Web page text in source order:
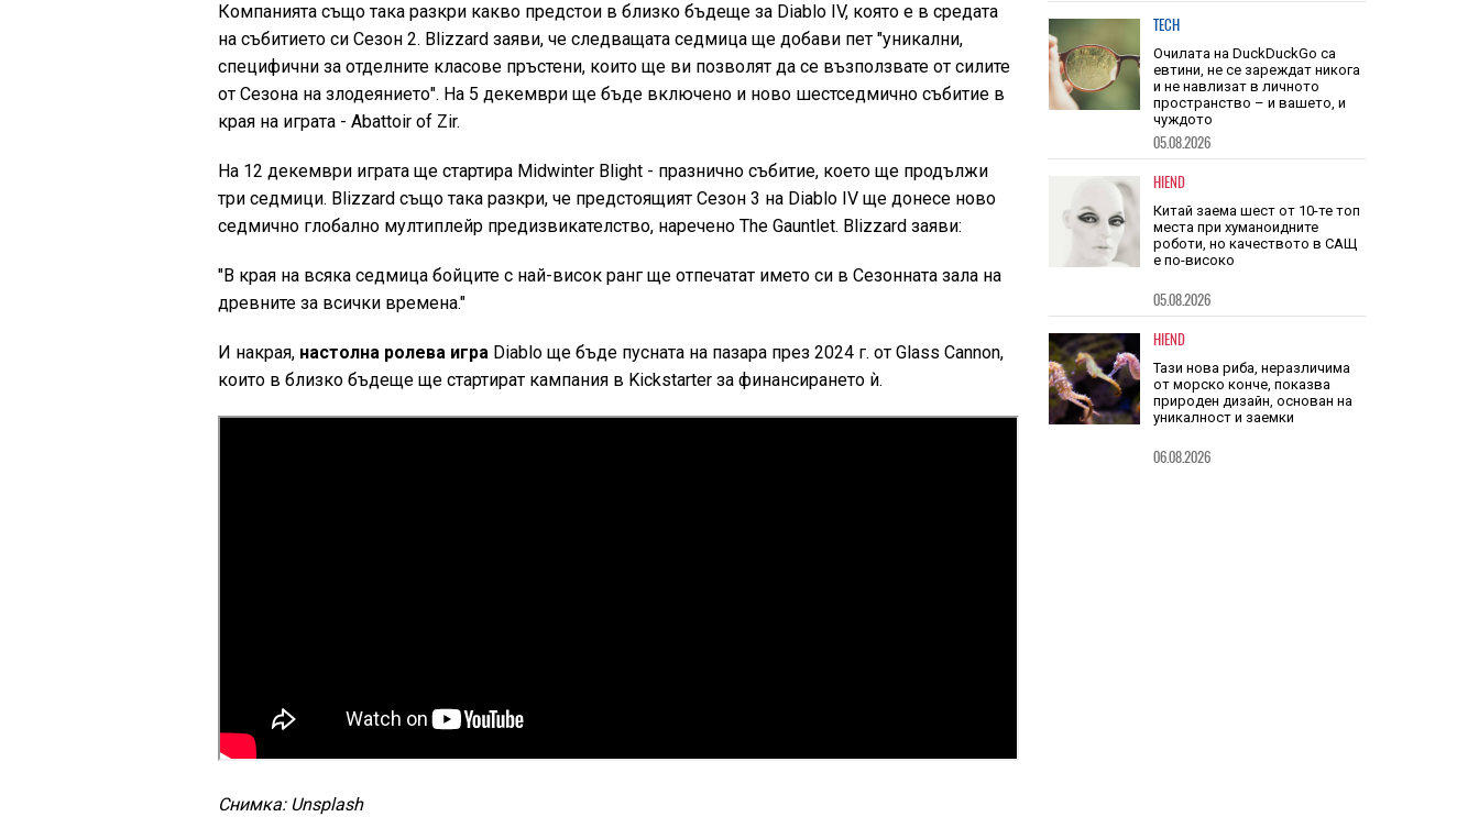
Компанията също така разкри какво предстои в близко бъдеще за Diablo IV, която е в средата
на събитието си Сезон 2. Blizzard заяви, че следващата седмица ще добави пет "уникални,
специфични за отделните класове пръстени, които ще ви позволят да се възползвате от силите
от Сезона на злодеянието". На 5 декември ще бъде включено и ново шестседмично събитие в
края на играта - Abattoir of Zir.
На 12 декември играта ще стартира Midwinter Blight - празнично събитие, което ще продължи
три седмици. Blizzard също така разкри, че предстоящият Сезон 3 на Diablo IV ще донесе ново
седмично глобално мултиплейр предизвикателство, наречено The Gauntlet. Blizzard заяви:
"В края на всяка седмица бойците с най-висок ранг ще отпечатат името си в Сезонната зала на
древните за всички времена."
И накрая, настолна ролева игра Diablo ще бъде пусната на пазара през 2024 г. от Glass Cannon,
които в близко бъдеще ще стартират кампания в Kickstarter за финансирането ѝ.
Снимка: Unsplash
голяма от скоростта на
звука05.08.2026
TECH
Очилата на DuckDuckGo са
евтини, не се зареждат никога
и не навлизат в личното
пространство – и вашето, и
чуждото
05.08.2026
HIEND
роботи, но качеството в САЩ
е по-високо
05.08.2026
HIEND
Тази нова риба, неразличима
природен дизайн, основан на